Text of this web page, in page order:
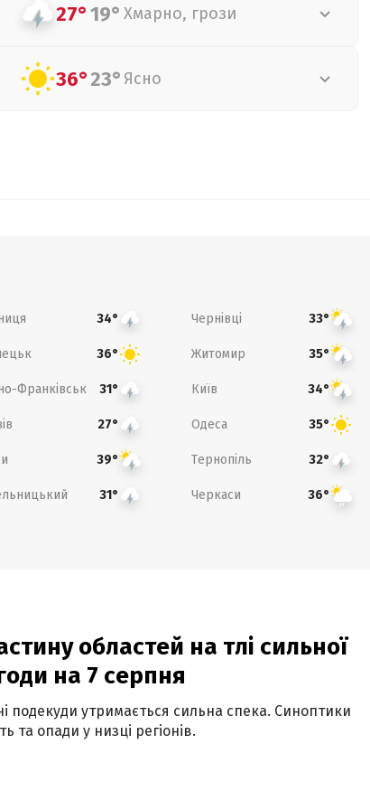
27°19° Хмарно, грози
36°23° Ясно
34° Чернівці 33°
36° Житомир 35°
Франківськ 31° Київ 34°
27° Одеса 35°
39° Тернопіль 32°
31° Черкаси 36°
областей на тлі сильної
на 7 серпня
подекуди утримається сильна спека. Синоптики
та опади у низці регіонів.